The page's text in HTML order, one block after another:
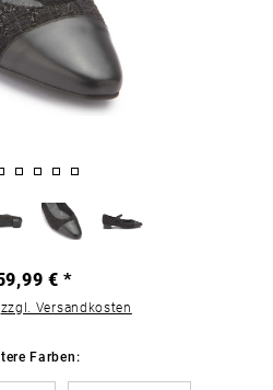
€ *
zzgl. Versandkosten
Farben: